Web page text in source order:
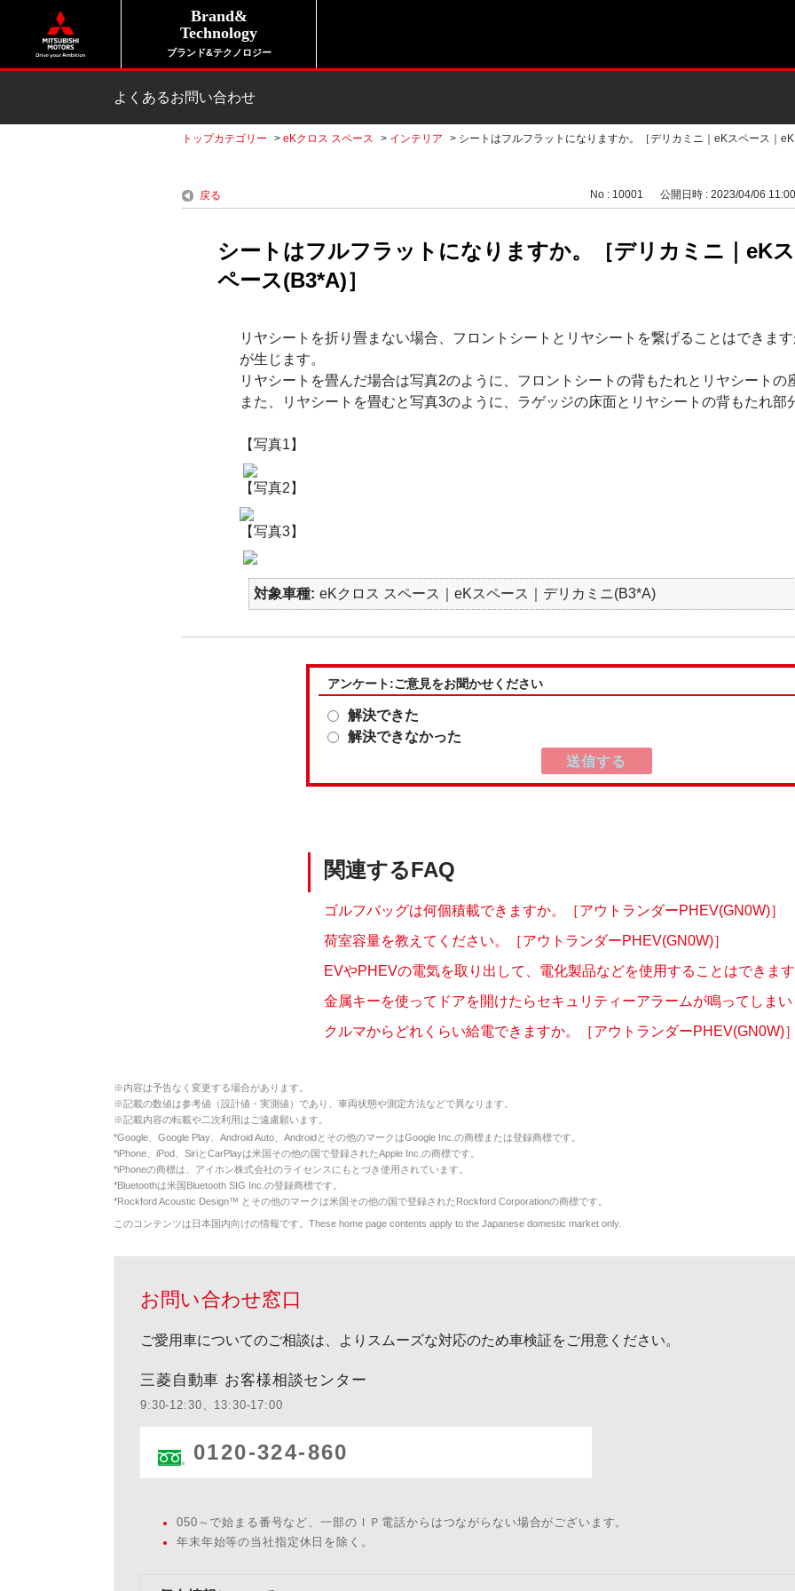
Brand&
Technology
ブランド&テクノロジー
よくあるお問い合わせ
トップカテゴリー > eKクロス スペース > インテリア > シートはフルフラットになりますか。［デリカミニ｜eKスペース｜
戻る No : 10001 公開日時 : 2023/04/06 11:00
シートはフルフラットになりますか。［デリカミニ｜eK
ペース(B3*A)］
リヤシートを折り畳まない場合、フロントシートとリヤシートを繋げることはできま
が生じます。
リヤシートを畳んだ場合は写真2のように、フロントシートの背もたれとリヤシートの
また、リヤシートを畳むと写真3のように、ラゲッジの床面とリヤシートの背もたれ部
【写真1】
【写真2】
【写真3】
対象車種 eKクロス スペース｜eKスペース｜デリカミニ(B3*A)
アンケート:ご意見をお聞かせください
解決できた
解決できなかった
関連するFAQ
ゴルフバッグは何個積載できますか。［アウトランダーPHEV(GN0W)］
荷室容量を教えてください。［アウトランダーPHEV(GN0W)］
EVやPHEVの電気を取り出して、電化製品などを使用することはできま
金属キーを使ってドアを開けたらセキュリティーアラームが鳴ってしまい
クルマからどれくらい給電できますか。［アウトランダーPHEV(GN0W)］
※内容は予告なく変更する場合があります。
※記載の数値は参考値（設計値・実測値）であり、車両状態や測定方法などで異なります。
※記載内容の転載や二次利用はご遠慮願います。
*Google、Google Play、Android Auto、Androidとその他のマークはGoogle Inc.の商標または登録商標です。
*iPhone、iPod、SiriとCarPlayは米国その他の国で登録されたApple Inc.の商標です。
*iPhoneの商標は、アイホン株式会社のライセンスにもとづき使用されています。
*Bluetoothは米国Bluetooth SIG Inc.の登録商標です。
*Rockford Acoustic Design™ とその他のマークは米国その他の国で登録されたRockford Corporationの商標です。
このコンテンツは日本国内向けの情報です。These home page contents apply to the Japanese domestic market only.
お問い合わせ窓口
ご愛用車についてのご相談は、よりスムーズな対応のため車検証をご用意ください。
三菱自動車 お客様相談センター
9:30-12:30、13:30-17:00
0120-324-860
050～で始まる番号など、一部のＩＰ電話からはつながらない場合がございます。
年末年始等の当社指定休日を除く。